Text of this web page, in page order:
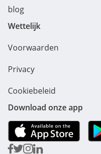
blog
Wettelijk
Voorwaarden
Privacy
Cookiebeleid
Download onze app